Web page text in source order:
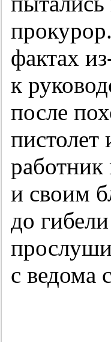
фактах
к
после
работник
и своим
до
с ведома